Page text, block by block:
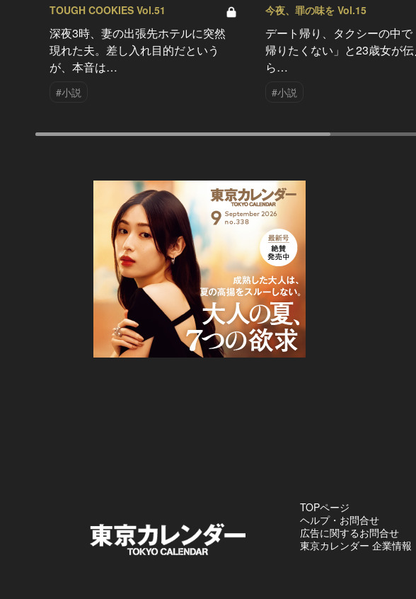
TOUGH COOKIES Vol.51
深夜3時、妻の出張先ホテルに突然
現れた夫。差し入れ目的だという
が、本音は…
#小説
今夜、罪の味を Vol.15
デート帰り、タクシーの中で
帰りたくない」と23歳女が伝
ら…
#小説
TOPページ
ヘルプ・お問合せ
広告に関するお問合せ
東京カレンダー 企業情報